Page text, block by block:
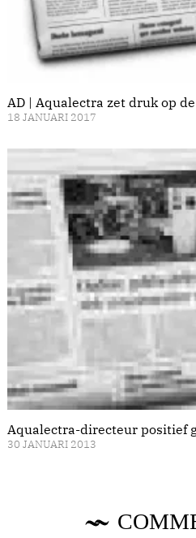
AD | Aqualectra zet druk op
18 JANUARI 2017
Aqualectra-directeur positief
30 JANUARI 2013